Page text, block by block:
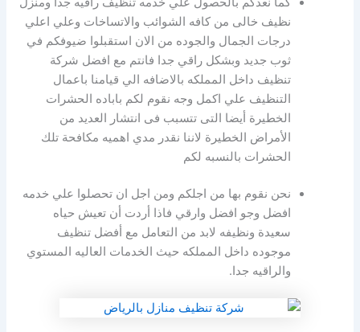
نظيف خالى من كافه الشوائب والاتساخات وعلي اعلي
درجات الجمال والجوده من الان استقبلوا ضيوفكم في
ثوب جديد وبشكل راقي جدا فانتم مع افضل شركة
تنظيف داخل المملكه بالاضافه الي قيامنا باعمال
التنظيف علي اكمل وجه نقوم لكم باباده الحشرات
الخطيرة أيضا التى تتسبب فى انتشار العديد من
الأمراض الخطيرة لاننا نقدر مدي اهميه مكافحة تلك
الحشرات بالنسبه لكم
نحن نقوم بها من اجلكم ومن اجل ان تحصلوا علي خدمه
افضل وجو افضل وارقي فاذا أردت أن تعيش حياه
سعيدة ونظيفه لابد من التعامل مع أفضل تنظيف
موجوده داخل المملكه حيث الخدمات العاليه المستوي
والراقيه جدا.